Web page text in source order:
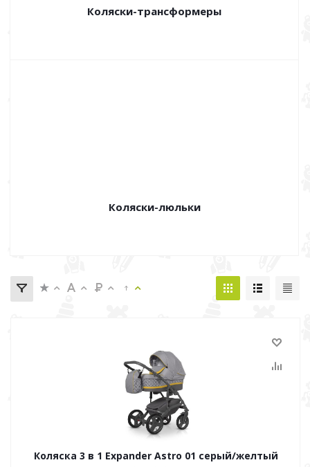
Коляски-трансформеры
Коляски-люльки
Коляска 3 в 1 Expander Astro 01 серый/желтый